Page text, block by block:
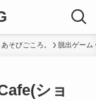
あそびごころ。 脱出ゲー
ショ